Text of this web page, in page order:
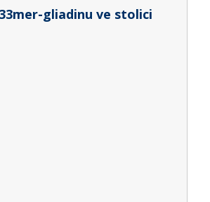
gliadinu ve stolici